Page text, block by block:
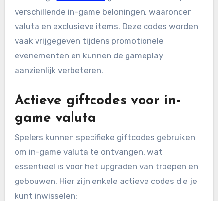
verschillende in-game beloningen, waaronder
valuta en exclusieve items. Deze codes worden
vaak vrijgegeven tijdens promotionele
evenementen en kunnen de gameplay
aanzienlijk verbeteren.
Actieve giftcodes voor in-
game valuta
Spelers kunnen specifieke giftcodes gebruiken
om in-game valuta te ontvangen, wat
essentieel is voor het upgraden van troepen en
gebouwen. Hier zijn enkele actieve codes die je
kunt inwisselen: